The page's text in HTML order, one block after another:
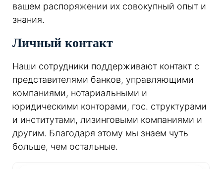
вашем распоряжении их совокупный опыт и
знания.
Личный контакт
Наши сотрудники поддерживают контакт с
представителями банков, управляющими
компаниями, нотариальными и
юридическими конторами, гос. структурами
и институтами, лизинговыми компаниями и
другим. Благодаря этому мы знаем чуть
больше, чем остальные.